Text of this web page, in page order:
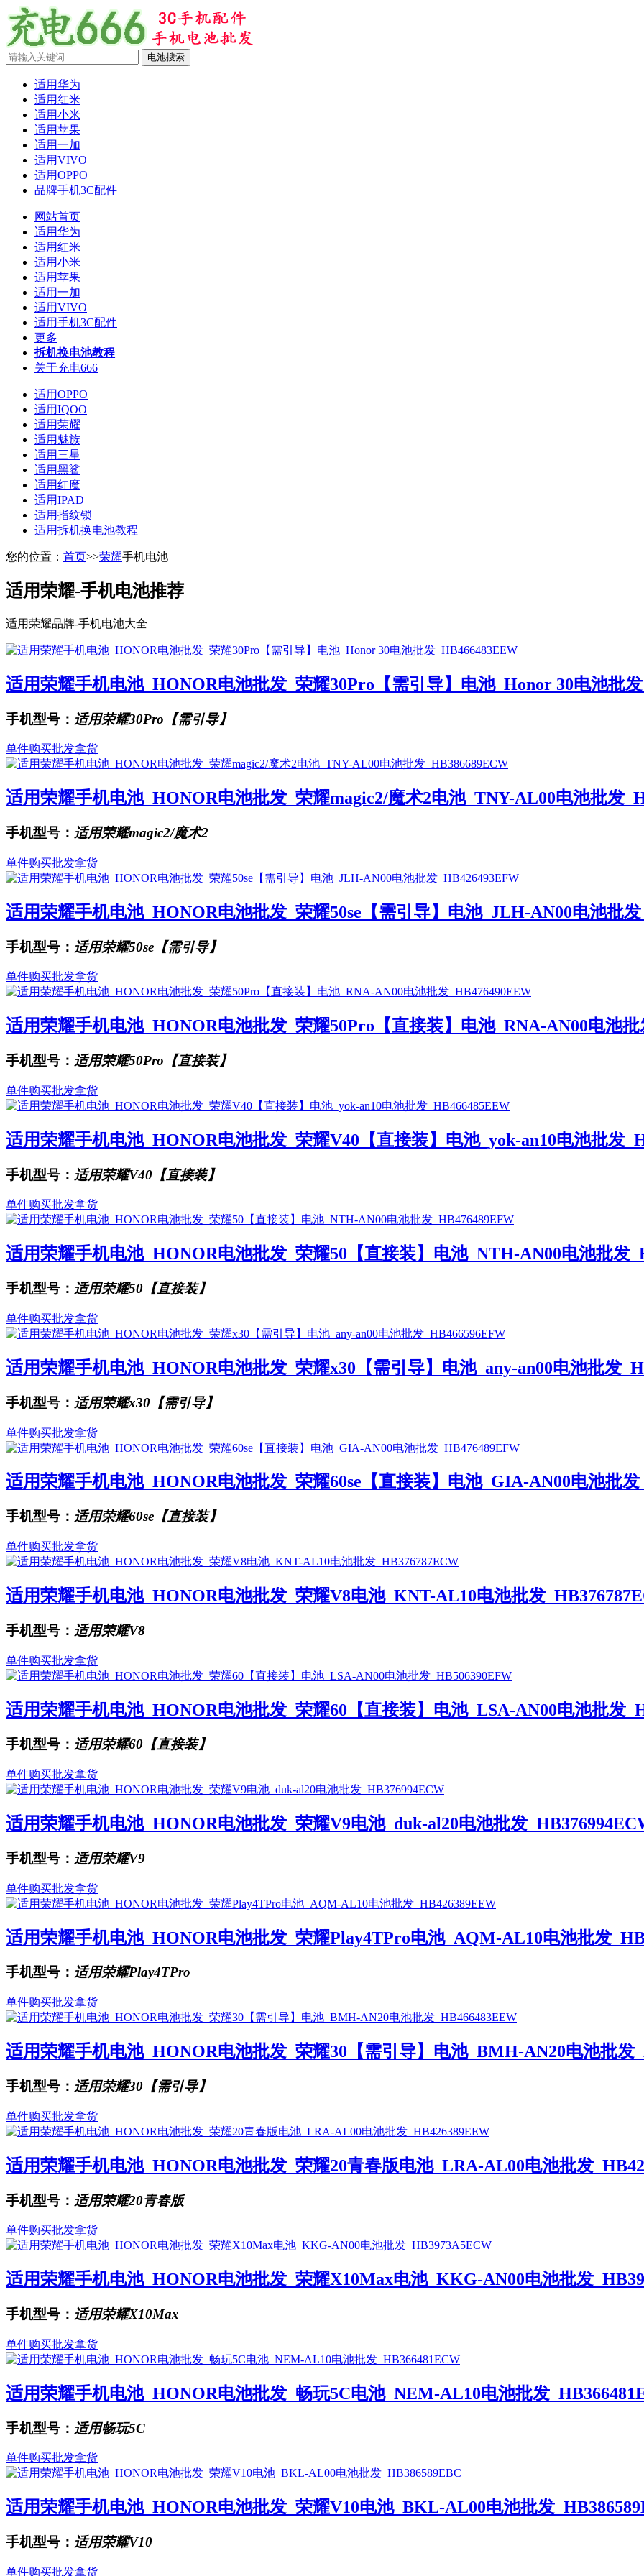
适用华为
适用红米
适用小米
适用苹果
适用一加
适用VIVO
适用OPPO
品牌手机3C配件
网站首页
适用华为
适用红米
适用小米
适用苹果
适用一加
适用VIVO
适用手机3C配件
更多
拆机换电池教程
关于充电666
适用OPPO
适用IQOO
适用荣耀
适用魅族
适用三星
适用黑鲨
适用红魔
适用IPAD
适用指纹锁
适用拆机换电池教程
您的位置： 首页>>荣耀手机电池
适用荣耀-手机电池推荐
适用荣耀品牌-手机电池大全
适用荣耀手机电池_HONOR电池批发_荣耀30Pro【需引导】电池_Honor 30电池批
手机型号： 适用荣耀30Pro【需引导】
单件购买批发拿货
适用荣耀手机电池_HONOR电池批发_荣耀magic2/魔术2电池_TNY-AL00电池批发
手机型号： 适用荣耀magic2/魔术2
单件购买批发拿货
适用荣耀手机电池_HONOR电池批发_荣耀50se【需引导】电池_JLH-AN00电池批
手机型号： 适用荣耀50se【需引导】
单件购买批发拿货
适用荣耀手机电池_HONOR电池批发_荣耀50Pro【直接装】电池_RNA-AN00电池批
手机型号： 适用荣耀50Pro【直接装】
单件购买批发拿货
适用荣耀手机电池_HONOR电池批发_荣耀V40【直接装】电池_yok-an10电池批发
手机型号： 适用荣耀V40【直接装】
单件购买批发拿货
适用荣耀手机电池_HONOR电池批发_荣耀50【直接装】电池_NTH-AN00电池批发
手机型号： 适用荣耀50【直接装】
单件购买批发拿货
适用荣耀手机电池_HONOR电池批发_荣耀x30【需引导】电池_any-an00电池批发
手机型号： 适用荣耀x30【需引导】
单件购买批发拿货
适用荣耀手机电池_HONOR电池批发_荣耀60se【直接装】电池_GIA-AN00电池批发
手机型号： 适用荣耀60se【直接装】
单件购买批发拿货
适用荣耀手机电池_HONOR电池批发_荣耀V8电池_KNT-AL10电池批发
手机型号： 适用荣耀V8
单件购买批发拿货
适用荣耀手机电池_HONOR电池批发_荣耀60【直接装】电池_LSA-AN00电池批发
手机型号： 适用荣耀60【直接装】
单件购买批发拿货
适用荣耀手机电池_HONOR电池批发_荣耀V9电池_duk-al20电池批发
手机型号： 适用荣耀V9
单件购买批发拿货
适用荣耀手机电池_HONOR电池批发_荣耀Play4TPro电池_AQM-AL10电池批发
手机型号： 适用荣耀Play4TPro
单件购买批发拿货
适用荣耀手机电池_HONOR电池批发_荣耀30【需引导】电池_BMH-AN20电池批发
手机型号： 适用荣耀30【需引导】
单件购买批发拿货
适用荣耀手机电池_HONOR电池批发_荣耀20青春版电池_LRA-AL00电池批发
手机型号： 适用荣耀20青春版
单件购买批发拿货
适用荣耀手机电池_HONOR电池批发_荣耀X10Max电池_KKG-AN00电池批发
手机型号： 适用荣耀X10Max
单件购买批发拿货
适用荣耀手机电池_HONOR电池批发_畅玩5C电池_NEM-AL10电池批发
手机型号： 适用畅玩5C
单件购买批发拿货
适用荣耀手机电池_HONOR电池批发_荣耀V10电池_BKL-AL00电池批发
手机型号： 适用荣耀V10
单件购买批发拿货